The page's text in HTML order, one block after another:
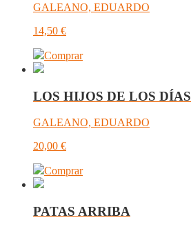
GALEANO, EDUARDO
14,50 €
Comprar
LOS HIJOS DE LOS DÍAS
GALEANO, EDUARDO
20,00 €
Comprar
PATAS ARRIBA